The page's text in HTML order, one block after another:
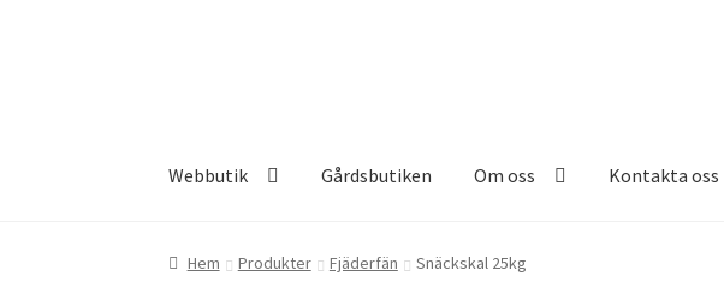
Webbutik Gårdsbutiken Om oss Kontakta oss
Hem Produkter Fjäderfän Snäckskal 25kg